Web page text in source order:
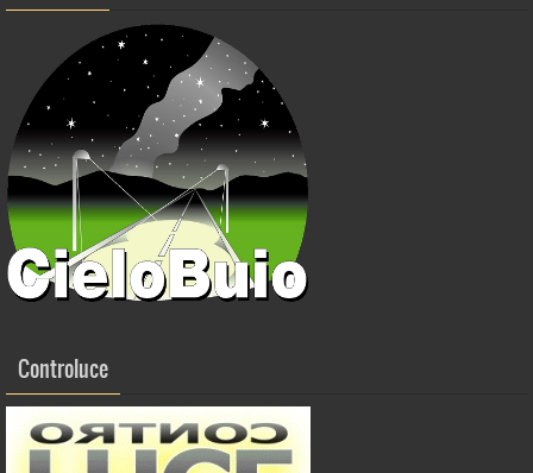
Controluce